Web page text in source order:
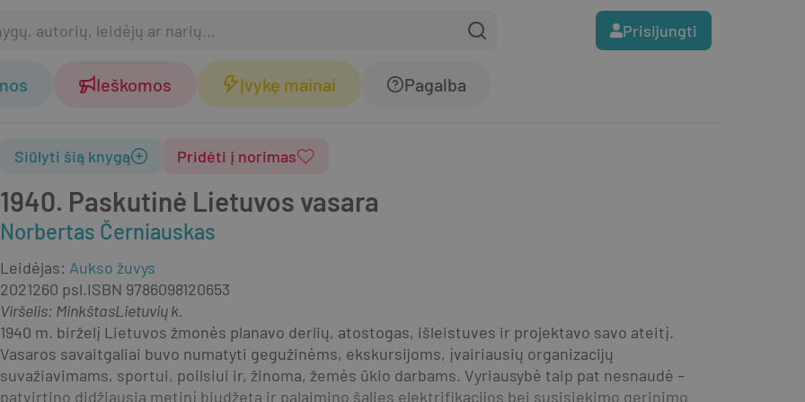
Prisijungti
Ieškomos Įvykę mainai Pagalba
1940. Paskutinė Lietuvos vasara
Norbertas Černiauskas
Siūlyti šią knygą Pridėti į norimas
Leidėjas: Aukso žuvys
2021260 psl.ISBN 9786098120653
Viršelis: MinkštasLietuvių k.
1940 m. birželį Lietuvos žmonės planavo derlių, atostogas, išleistuves ir projektavo savo ateitį.
Vasaros savaitgaliai buvo numatyti gegužinėms, ekskursijoms, įvairiausių organizacijų
suvažiavimams, sportui, poilsiui ir, žinoma, žemės ūkio darbams. Vyriausybė taip pat nesnaudė –
patvirtino didžiausią metinį biudžetą ir palaimino šalies elektrifikacijos bei susisiekimo gerinimo